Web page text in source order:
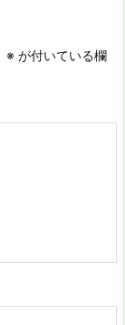
※ が付いている欄